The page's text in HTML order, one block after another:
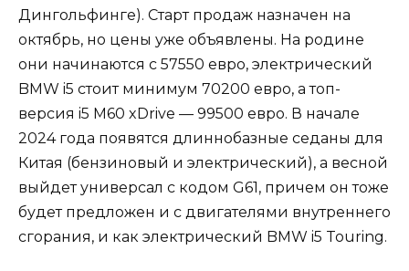
Дингольфинге). Старт продаж назначен на
октябрь, но цены уже объявлены. На родине
они начинаются с 57550 евро, электрический
BMW i5 стоит минимум 70200 евро, а топ-
версия i5 M60 xDrive — 99500 евро. В начале
2024 года появятся длиннобазные седаны для
Китая (бензиновый и электрический), а весной
выйдет универсал с кодом G61, причем он тоже
будет предложен и с двигателями внутреннего
сгорания, и как электрический BMW i5 Touring.